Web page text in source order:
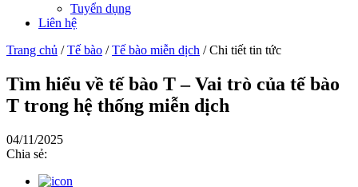
Tuyển dụng
Liên hệ
Trang chủ /Tế bào /Tế bào miễn dịch /Chi tiết tin tức
Tìm hiểu về tế bào T – Vai trò của tế bào
T trong hệ thống miễn dịch
04/11/2025
Chia sẻ: